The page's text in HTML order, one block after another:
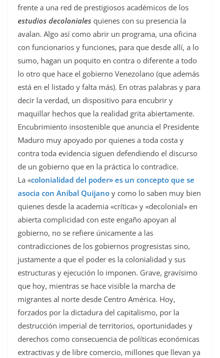
frente a una red de prestigiosos académicos de los
estudios decoloniales quienes con su presencia la
avalan. Algo así como abrir un programa, una oficina
con funcionarios y funciones, para que desde allí, a lo
sumo, hagan un poquito en contra o diferente a todo
lo otro que hace el gobierno Venezolano (que además
está en el listado y falta más). En otras palabras y para
decir la verdad, un dispositivo para encubrir y
maquillar hechos que la realidad grita abiertamente.
Encubrimiento insostenible que anuncia el Presidente
Maduro muy apoyado por quienes a toda costa y
contra toda evidencia siguen defendiendo el discurso
de un gobierno que en la práctica lo contradice.
La «colonialidad del poder» es un concepto que se
asocia con Aníbal Quijano y como lo saben muy bien
quienes desde la academia «crítica» y «decolonial» en
abierta complicidad con este engaño apoyan al
gobierno, no se refiere únicamente a las
contradicciones de los gobiernos progresistas sino,
justamente a que el poder es la colonialidad y sus
estructuras y ejecución lo imponen. Grave, gravísimo
que hoy, mientras se hace visible la marcha de
migrantes al norte desde Centro América. Hoy,
forzados por la dictadura del capitalismo, por la
destrucción imperial de territorios, oportunidades y
derechos como consecuencia de políticas económicas
extractivas y de libre comercio, millones que llevan ya